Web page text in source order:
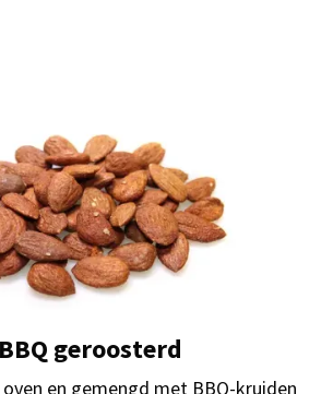
geroosterd
en gemengd met BBQ-kruiden